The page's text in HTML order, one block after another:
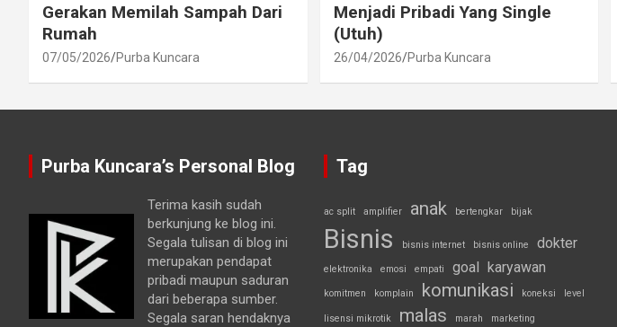
Gerakan Memilah Sampah Dari
Rumah
07/05/2026 Purba Kuncara
Menjadi Pribadi Yang Single
(Utuh)
26/04/2026 Purba Kuncara
Purba Kuncara’s Personal Blog
Terima kasih sudah
berkunjung ke blog ini.
Segala tulisan di blog ini
merupakan pendapat
pribadi maupun saduran
dari beberapa sumber.
Segala saran hendaknya
Tag
ac split amplifier anak bertengkar bijak
Bisnis bisnis internet bisnis online dokter
elektronika emosi empati goal karyawan
komitmen komplain komunikasi koneksi level
lisensi mikrotik malas marah marketing